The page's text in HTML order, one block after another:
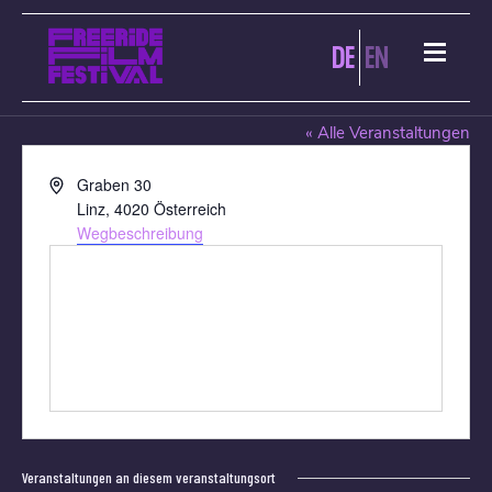
DE EN
CITY KINO LINZ
« Alle Veranstaltungen
AdresseGraben 30
Linz, 4020 Österreich
Wegbeschreibung
Veranstaltungen an diesem veranstaltungsort